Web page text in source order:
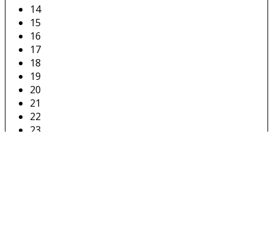
14
15
16
17
18
19
20
21
22
23